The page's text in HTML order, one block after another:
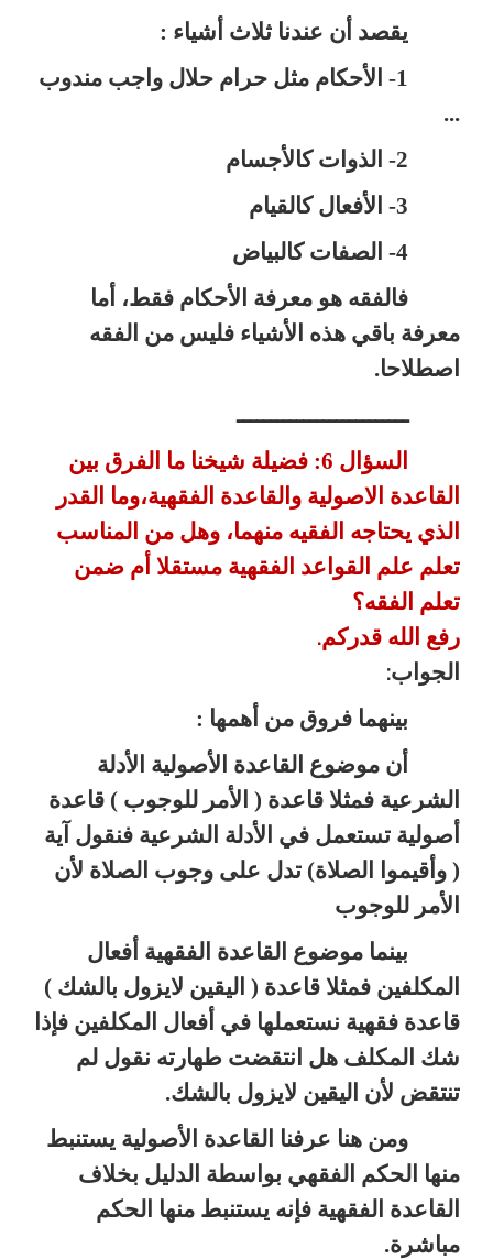
يقصد أن عندنا ثلاث أشياء :
1- الأحكام مثل حرام حلال واجب مندوب
...
2- الذوات كالأجسام
3- الأفعال كالقيام
4- الصفات كالبياض
فالفقه هو معرفة الأحكام فقط، أما
معرفة باقي هذه الأشياء فليس من الفقه
اصطلاحا.
ــــــــــــــــــــــــــ
السؤال 6: فضيلة شيخنا ما الفرق بين
القاعدة الاصولية والقاعدة الفقهية،وما القدر
الذي يحتاجه الفقيه منهما، وهل من المناسب
تعلم علم القواعد الفقهية مستقلا أم ضمن
تعلم الفقه؟
رفع الله قدركم.
الجواب:
بينهما فروق من أهمها :
أن موضوع القاعدة الأصولية الأدلة
الشرعية فمثلا قاعدة ( الأمر للوجوب ) قاعدة
أصولية تستعمل في الأدلة الشرعية فنقول آية
( وأقيموا الصلاة) تدل على وجوب الصلاة لأن
الأمر للوجوب
بينما موضوع القاعدة الفقهية أفعال
المكلفين فمثلا قاعدة ( اليقين لايزول بالشك )
قاعدة فقهية نستعملها في أفعال المكلفين فإذا
شك المكلف هل انتقضت طهارته نقول لم
تنتقض لأن اليقين لايزول بالشك.
ومن هنا عرفنا القاعدة الأصولية يستنبط
منها الحكم الفقهي بواسطة الدليل بخلاف
القاعدة الفقهية فإنه يستنبط منها الحكم
مباشرة.